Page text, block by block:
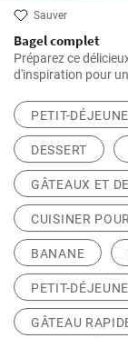
Sauver
Bagel complet
Préparez ce
d'inspiration pour
PETIT-
DESSERT
GÂTEAUX ET
CUISINER
BANANE
PETIT-
GÂTEAU